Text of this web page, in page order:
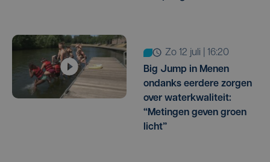
zo 12 juli | 16:20
Big Jump in Menen
ondanks eerdere zorgen
over waterkwaliteit:
“Metingen geven groen
licht”